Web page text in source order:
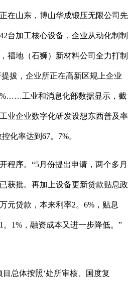
山东，博山华成锻压无限公司先
台加工核心设备，企业从动化制制
福地（石狮）新材料公司全力打制
拔，企业所正在高新区规上企业
工业和消息化部数据显示，截
业企业数字化研发设想东西普及率
化率达到67。7%。
序。“5月份提出申请，两个多月
获批。再加上设备更新贷款贴息政
元贷款，本来利率2。6%，贴息
。1%，融资成本又进一步降低。”
总体按照‘处所审核、国度复